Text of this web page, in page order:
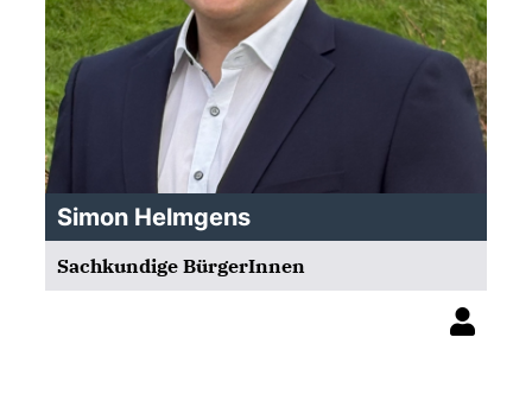
Simon Helmgens
Sachkundige BürgerInnen